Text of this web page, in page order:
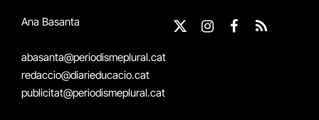
Ana Basanta
abasanta@periodismeplural.cat
redaccio@diarieducacio.cat
publicitat@periodismeplural.cat
X
InstagramFacebook
RSS